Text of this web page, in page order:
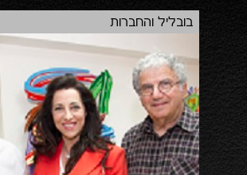
הגאלה 2014